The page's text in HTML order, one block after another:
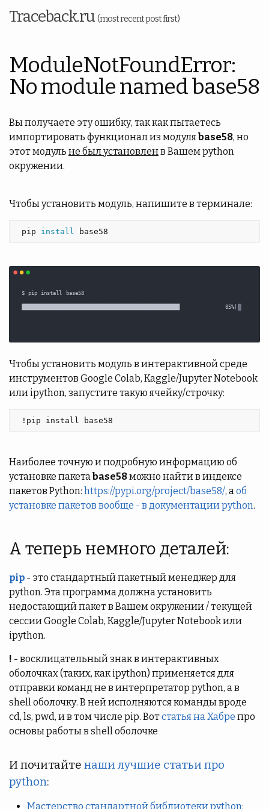
Traceback.ru (most recent post first)
ModuleNotFoundError:
No module named base58
Вы получаете эту ошибку, так как пытаетесь
импортировать функционал из модуляbase58, но
этот модуль не был установленв Вашем python
окружении.
Чтобы установить модуль, напишите в терминале:
pip install base58
Чтобы установить модуль в интерактивной среде
инструментов Google Colab, Kaggle/Jupyter Notebook
или ipython, запустите такую ячейку/строчку:
!pip install base58
Наиболее точную и подробную информацию об
установке пакетаbase58можно найти в индексе
пакетов Python: https://pypi.org/project/base58/, аоб
установке пакетов вообще - в документации python.
А теперь немного деталей:
pip - это стандартный пакетный менеджер для
python. Эта программа должна установить
недостающий пакет в Вашем окружении / текущей
сессии Google Colab, Kaggle/Jupyter Notebook или
ipython.
! - восклицательный знак в интерактивных
оболочках (таких, как ipython) применяется для
отправки команд не в интерпретатор python, а в
shell оболочку. В ней исполняются команды вроде
cd, ls, pwd, и в том числе pip. Вотстатья на Хабре про
основы работы в shell оболочке
И почитайте наши лучшие статьи про
python:
Мастерство стандартной библиотеки python: